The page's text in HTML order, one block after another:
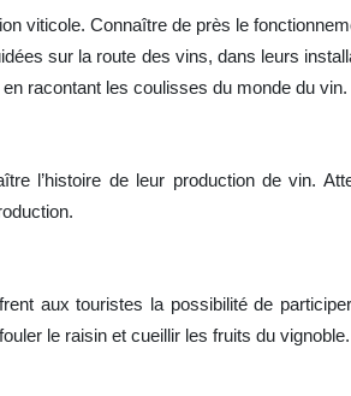
viticole. Connaître de près le
sur la route des vins, dans leurs
racontant les coulisses du monde du vin.
l’histoire de leur production de vin.
aux touristes la possibilité de
le raisin et cueillir les fruits du vignoble.